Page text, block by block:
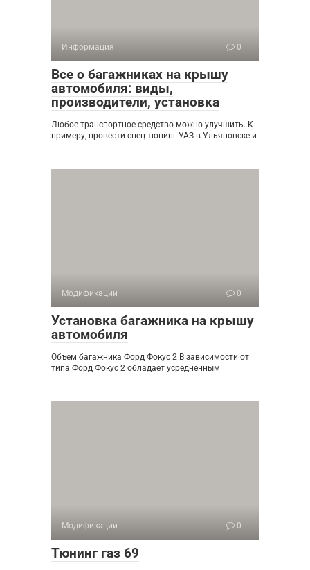
Информация 0
Все о багажниках на крышу
автомобиля: виды,
производители, установка
Любое транспортное средство можно улучшить. К
примеру, провести спец тюнинг УАЗ в Ульяновске и
Модификации 0
Установка багажника на крышу
автомобиля
Объем багажника Форд Фокус 2 В зависимости от
типа Форд Фокус 2 обладает усредненным
Модификации 0
Тюнинг газ 69